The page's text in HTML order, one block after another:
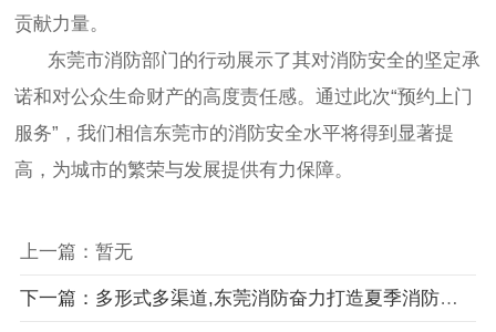
贡献力量。
东莞市消防部门的行动展示了其对消防安全的坚定承
诺和对公众生命财产的高度责任感。通过此次“预约上门
服务”，我们相信东莞市的消防安全水平将得到显著提
高，为城市的繁荣与发展提供有力保障。
上一篇：暂无
下一篇：多形式多渠道,东莞消防奋力打造夏季消防宣传新格局